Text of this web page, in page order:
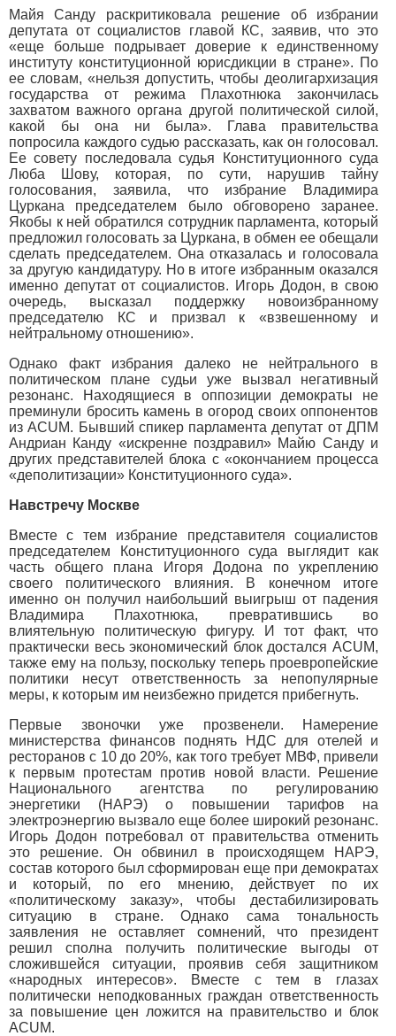
Майя Санду раскритиковала решение об избрании
депутата от социалистов главой КС, заявив, что это
«еще больше подрывает доверие к единственному
институту конституционной юрисдикции в стране». По
ее словам, «нельзя допустить, чтобы деолигархизация
государства от режима Плахотнюка закончилась
захватом важного органа другой политической силой,
какой бы она ни была». Глава правительства
попросила каждого судью рассказать, как он голосовал.
Ее совету последовала судья Конституционного суда
Люба Шову, которая, по сути, нарушив тайну
голосования, заявила, что избрание Владимира
Цуркана председателем было обговорено заранее.
Якобы к ней обратился сотрудник парламента, который
предложил голосовать за Цуркана, в обмен ее обещали
сделать председателем. Она отказалась и голосовала
за другую кандидатуру. Но в итоге избранным оказался
именно депутат от социалистов. Игорь Додон, в свою
очередь, высказал поддержку новоизбранному
председателю КС и призвал к «взвешенному и
нейтральному отношению».
Однако факт избрания далеко не нейтрального в
политическом плане судьи уже вызвал негативный
резонанс. Находящиеся в оппозиции демократы не
преминули бросить камень в огород своих оппонентов
из ACUM. Бывший спикер парламента депутат от ДПМ
Андриан Канду «искренне поздравил» Майю Санду и
других представителей блока с «окончанием процесса
«деполитизации» Конституционного суда».
Навстречу Москве
Вместе с тем избрание представителя социалистов
председателем Конституционного суда выглядит как
часть общего плана Игоря Додона по укреплению
своего политического влияния. В конечном итоге
именно он получил наибольший выигрыш от падения
Владимира Плахотнюка, превратившись во
влиятельную политическую фигуру. И тот факт, что
практически весь экономический блок достался ACUM,
также ему на пользу, поскольку теперь проевропейские
политики несут ответственность за непопулярные
меры, к которым им неизбежно придется прибегнуть.
Первые звоночки уже прозвенели. Намерение
министерства финансов поднять НДС для отелей и
ресторанов с 10 до 20%, как того требует МВФ, привели
к первым протестам против новой власти. Решение
Национального агентства по регулированию
энергетики (НАРЭ) о повышении тарифов на
электроэнергию вызвало еще более широкий резонанс.
Игорь Додон потребовал от правительства отменить
это решение. Он обвинил в происходящем НАРЭ,
состав которого был сформирован еще при демократах
и который, по его мнению, действует по их
«политическому заказу», чтобы дестабилизировать
ситуацию в стране. Однако сама тональность
заявления не оставляет сомнений, что президент
решил сполна получить политические выгоды от
сложившейся ситуации, проявив себя защитником
«народных интересов». Вместе с тем в глазах
политически неподкованных граждан ответственность
за повышение цен ложится на правительство и блок
ACUM.